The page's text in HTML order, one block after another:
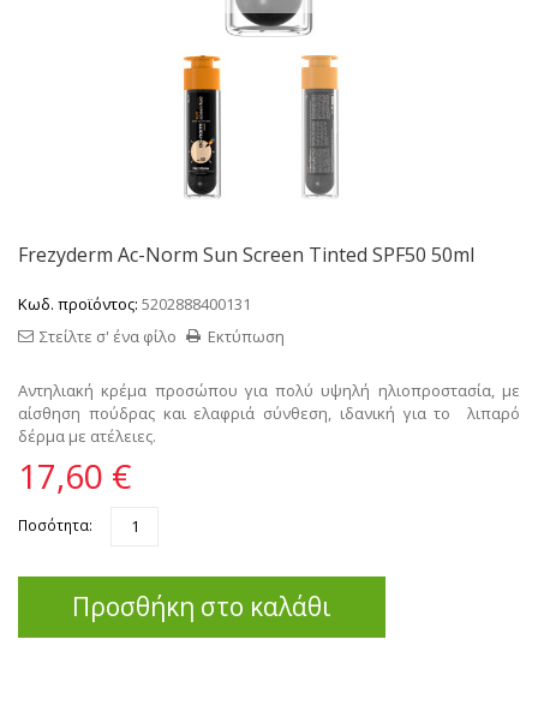
Frezyderm Ac-Norm Sun Screen Tinted SPF50 50ml
Κωδ. προϊόντος: 5202888400131
Εκτύπωση
Στείλτε σ' ένα φίλο
Αντηλιακή κρέμα προσώπου για πολύ υψηλή ηλιοπροστασία, με
αίσθηση πούδρας και ελαφριά σύνθεση, ιδανική για το λιπαρό
δέρμα με ατέλειες.
17,60 €
Ποσότητα:
Προσθήκη στο καλάθι